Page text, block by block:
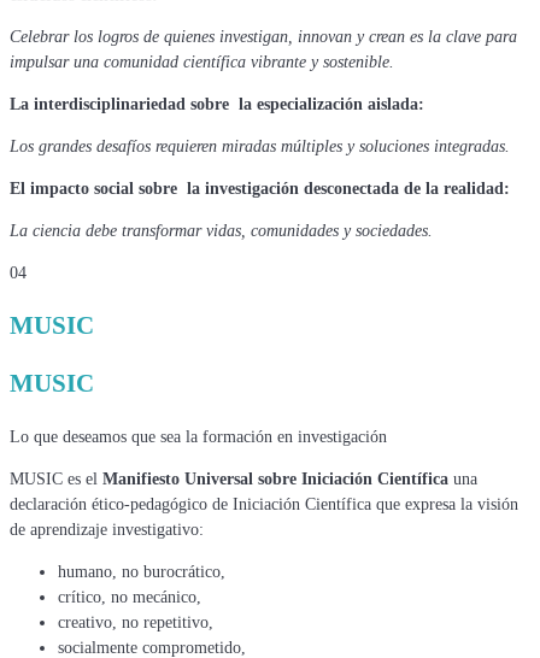
Celebrar los logros de quienes investigan, innovan y crean es la clave para
impulsar una comunidad científica vibrante y sostenible.
La interdisciplinariedad sobre la especialización aislada:
Los grandes desafíos requieren miradas múltiples y soluciones integradas.
El impacto social sobre la investigación desconectada de la realidad:
La ciencia debe transformar vidas, comunidades y sociedades.
04
MUSIC
MUSIC
Lo que deseamos que sea la formación en investigación
MUSIC es el Manifiesto Universal sobre Iniciación Científica una
declaración ético-pedagógico de Iniciación Científica que expresa la visión
de aprendizaje investigativo:
humano, no burocrático,
crítico, no mecánico,
creativo, no repetitivo,
socialmente comprometido,